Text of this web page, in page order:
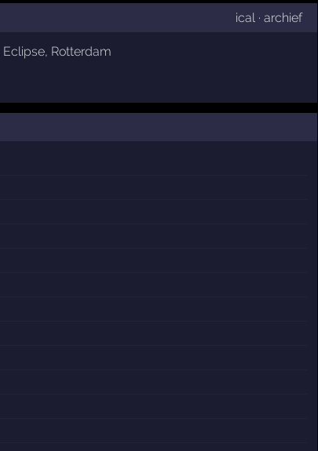
ical · archief
Eclipse, Rotterdam